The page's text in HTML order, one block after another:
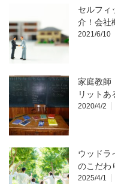
セルフィ
介！会社
2021/6/10
家庭教師
リットあ
2020/4/2
ウッドラ
のこだわ
2025/4/1